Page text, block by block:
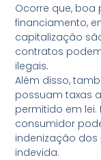
Ocorre que, boa
financiamento,
capitalização
contratos
ilegais.
Além disso,
possuam taxas
permitido em
consumidor
indenização
indevida.